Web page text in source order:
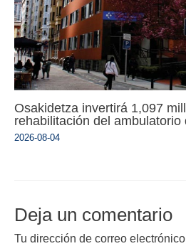
Osakidetza invertirá 1,097
rehabilitación del ambulatorio
2026-08-04
Deja un comentario
Tu dirección de correo